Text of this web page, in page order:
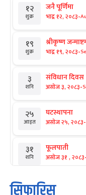
१२
शुक्र
जनै पूर्णिमा
भाद्र १२, २०८३-
१९
शुक्र
श्रीकृष्ण
भाद्र १९, २०८३-
३
शनि
संविधान दिवस
असोज ३, २०८३-
२५
आइत
घटस्थापना
असोज २५, २०८३-
३१
शनि
फूलपाती
असोज ३१ , २०८३-
१
आइत
कार्तिक सङ्क्रान्ति
कार्तिक १, २०८३